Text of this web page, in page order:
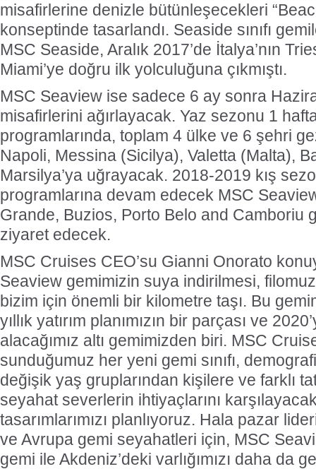
misafirlerine denizle bütünleşecekleri
konseptinde tasarlandı. Seaside sınıfı
MSC Seaside, Aralık 2017’de İtalya’nın
Miami’ye doğru ilk yolculuğuna çıkmıştı.
MSC Seaview ise sadece 6 ay sonra
misafirlerini ağırlayacak. Yaz sezonu 1
programlarında, toplam 4 ülke ve 6 şehri
Napoli, Messina (Sicilya), Valetta (Malta),
Marsilya’ya uğrayacak. 2018-2019 kış
programlarına devam edecek MSC
Grande, Buzios, Porto Belo and Camboriu
ziyaret edecek.
MSC Cruises CEO’su Gianni Onorato
Seaview gemimizin suya indirilmesi,
bizim için önemli bir kilometre taşı. Bu
yıllık yatırım planımızın bir parçası ve
alacağımız altı gemimizden biri. MSC
sunduğumuz her yeni gemi sınıfı,
değişik yaş gruplarından kişilere ve farklı
seyahat severlerin ihtiyaçlarını
tasarımlarımızı planlıyoruz. Hala pazar
ve Avrupa gemi seyahatleri için, MSC
gemi ile Akdeniz’deki varlığımızı daha da